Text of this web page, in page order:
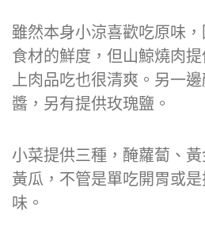
雖然本身小涼喜歡吃原味
食材的鮮度，但山鯨燒肉
上肉品吃也很清爽。另一邊
小菜提供三種，醃蘿蔔、黃
黃瓜，不管是單吃開胃或是